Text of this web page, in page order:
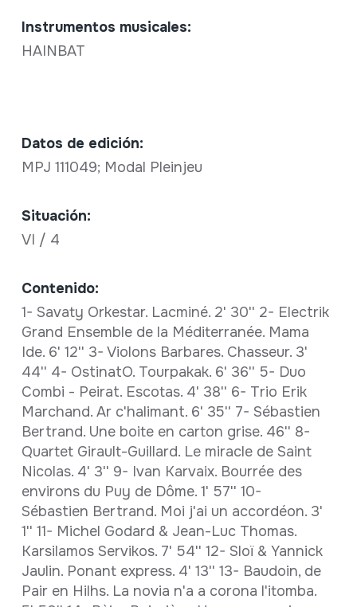
Instrumentos musicales:
HAINBAT
Datos de edición:
MPJ 111049; Modal Pleinjeu
Situación:
VI / 4
Contenido:
1- Savaty Orkestar. Lacminé. 2' 30'' 2- Electrik
Grand Ensemble de la Méditerranée. Mama
Ide. 6' 12'' 3- Violons Barbares. Chasseur. 3'
44'' 4- OstinatO. Tourpakak. 6' 36'' 5- Duo
Combi - Peirat. Escotas. 4' 38'' 6- Trio Erik
Marchand. Ar c'halimant. 6' 35'' 7- Sébastien
Bertrand. Une boite en carton grise. 46'' 8-
Quartet Girault-Guillard. Le miracle de Saint
Nicolas. 4' 3'' 9- Ivan Karvaix. Bourrée des
environs du Puy de Dôme. 1' 57'' 10-
Sébastien Bertrand. Moi j'ai un accordéon. 3'
1'' 11- Michel Godard & Jean-Luc Thomas.
Karsilamos Servikos. 7' 54'' 12- Sloï & Yannick
Jaulin. Ponant express. 4' 13'' 13- Baudoin, de
Pair en Hilhs. La novia n'a a corona l'itomba.